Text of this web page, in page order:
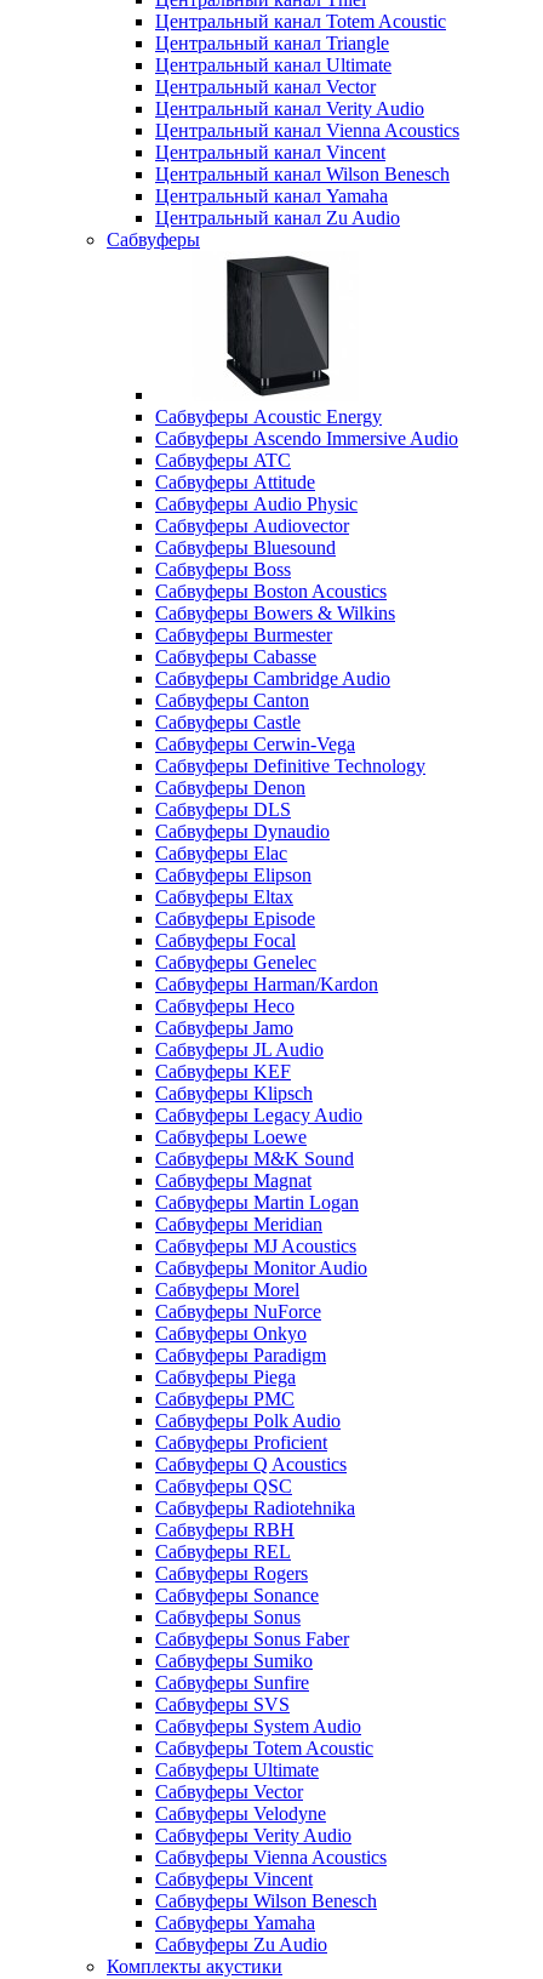
Центральный канал Totem Acoustic
Центральный канал Triangle
Центральный канал Ultimate
Центральный канал Vector
Центральный канал Verity Audio
Центральный канал Vienna Acoustics
Центральный канал Vincent
Центральный канал Wilson Benesch
Центральный канал Yamaha
Центральный канал Zu Audio
Сабвуферы
Сабвуферы Acoustic Energy
Сабвуферы Ascendo Immersive Audio
Сабвуферы ATC
Сабвуферы Attitude
Сабвуферы Audio Physic
Сабвуферы Audiovector
Сабвуферы Bluesound
Сабвуферы Boss
Сабвуферы Boston Acoustics
Сабвуферы Bowers & Wilkins
Сабвуферы Burmester
Сабвуферы Cabasse
Сабвуферы Cambridge Audio
Сабвуферы Canton
Сабвуферы Castle
Сабвуферы Cerwin-Vega
Сабвуферы Definitive Technology
Сабвуферы Denon
Сабвуферы DLS
Сабвуферы Dynaudio
Сабвуферы Elac
Сабвуферы Elipson
Сабвуферы Eltax
Сабвуферы Episode
Сабвуферы Focal
Сабвуферы Genelec
Сабвуферы Harman/Kardon
Сабвуферы Heco
Сабвуферы Jamo
Сабвуферы JL Audio
Сабвуферы KEF
Сабвуферы Klipsch
Сабвуферы Legacy Audio
Сабвуферы Loewe
Сабвуферы M&K Sound
Сабвуферы Magnat
Сабвуферы Martin Logan
Сабвуферы Meridian
Сабвуферы MJ Acoustics
Сабвуферы Monitor Audio
Сабвуферы Morel
Сабвуферы NuForce
Сабвуферы Onkyo
Сабвуферы Paradigm
Сабвуферы Piega
Сабвуферы PMC
Сабвуферы Polk Audio
Сабвуферы Proficient
Сабвуферы Q Acoustics
Сабвуферы QSC
Сабвуферы Radiotehnika
Сабвуферы RBH
Сабвуферы REL
Сабвуферы Rogers
Сабвуферы Sonance
Сабвуферы Sonus
Сабвуферы Sonus Faber
Сабвуферы Sumiko
Сабвуферы Sunfire
Сабвуферы SVS
Сабвуферы System Audio
Сабвуферы Totem Acoustic
Сабвуферы Ultimate
Сабвуферы Vector
Сабвуферы Velodyne
Сабвуферы Verity Audio
Сабвуферы Vienna Acoustics
Сабвуферы Vincent
Сабвуферы Wilson Benesch
Сабвуферы Yamaha
Сабвуферы Zu Audio
Комплекты акустики